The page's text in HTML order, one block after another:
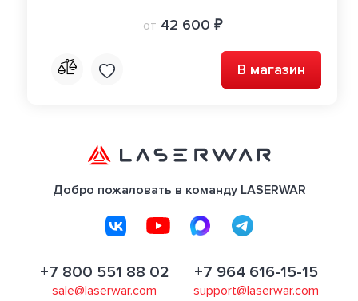
от 42 600 ₽
В магазин
Добро пожаловать в команду LASERWAR
+7 800 551 88 02
sale@laserwar.com
+7 964 616-15-15
support@laserwar.com